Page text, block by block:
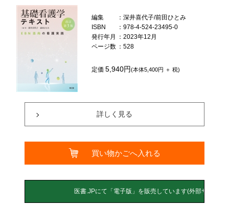
編集
：深井喜代子/前田ひとみ
ISBN
：978-4-524-23495-0
発行年月
：2023年12月
ページ数 ：528
定価5,940円(本体5,400円 ＋ 税)
詳しく見る
買い物かごへ入れる